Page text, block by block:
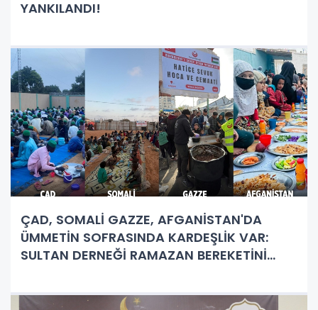
YANKILANDI!
ÇAD, SOMALİ GAZZE, AFGANİSTAN'DA
ÜMMETİN SOFRASINDA KARDEŞLİK VAR:
SULTAN DERNEĞİ RAMAZAN BEREKETİNİ